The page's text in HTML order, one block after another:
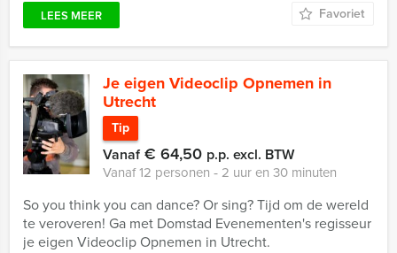
LEES MEER Favoriet
Je eigen Videoclip Opnemen in
Utrecht
Tip
Vanaf€ 64,50 p.p. excl. BTW
Vanaf 12 personen ‐ 2 uur en 30 minuten
So you think you can dance? Or sing? Tijd om de wereld
te veroveren! Ga met Domstad Evenementen's regisseur
je eigen Videoclip Opnemen in Utrecht.